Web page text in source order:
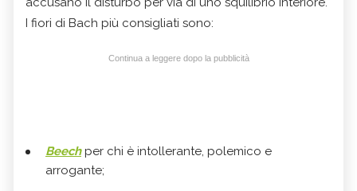
I fiori di Bach più consigliati sono:
Continua a leggere dopo la pubblicità
Beechper chi è intollerante, polemico e
arrogante;